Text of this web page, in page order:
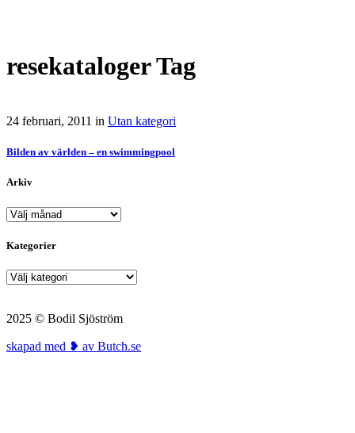
resekataloger Tag
24 februari, 2011 in Utan kategori
Bilden av världen – en swimmingpool
Arkiv
Arkiv
Kategorier
Kategorier
2025 © Bodil Sjöström
skapad med ❥ av Butch.se